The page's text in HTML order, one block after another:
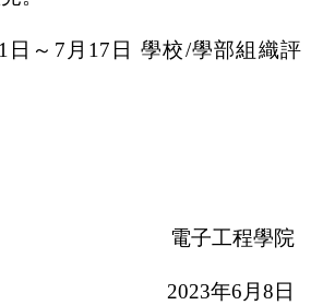
日～7月17日 學校/學部組織評
電子工程學院
2023年6月8日